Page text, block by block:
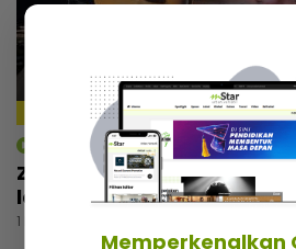
mStar | Hiburan
Zizan Razak rancang
lawak, beri bayangan
1 hari lalu
Memperkenalkan